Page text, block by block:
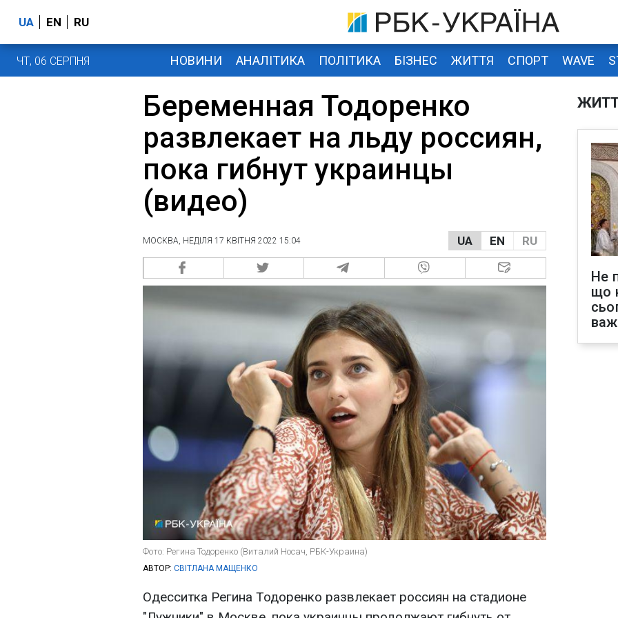
UA EN RU
ЧТ, 06 СЕРПНЯ НОВИНИ АНАЛІТИКА ПОЛІТИКА БІЗНЕС ЖИТТЯ СПОРТ WAVE
Беременная Тодоренко
развлекает на льду россиян,
пока гибнут украинцы
(видео)
МОСКВА, НЕДІЛЯ 17 КВІТНЯ 2022 15:04 UA EN RU
Фото: Регина Тодоренко (Виталий Носач, РБК-Украина)
АВТОР: СВІТЛАНА МАЩЕНКО
Одесситка Регина Тодоренко развлекает россиян на стадионе
Не
що